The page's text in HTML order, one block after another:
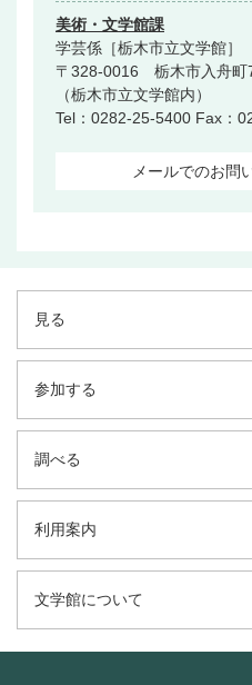
美術・文学館課
学芸係［栃木市立文学館］
〒328-0016 栃木市入舟町
（栃木市立文学館内）
Tel：0282-25-5400 Fax：
メールでのお問
見る
参加する
調べる
利用案内
文学館について